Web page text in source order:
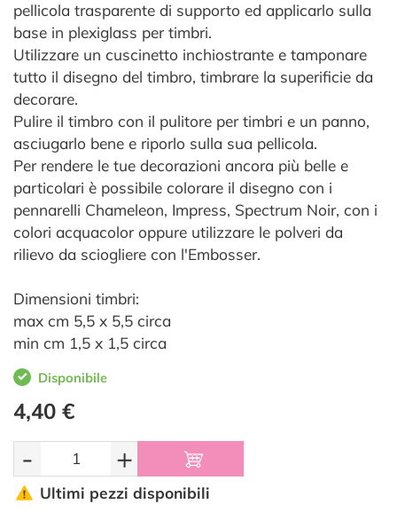
pellicola trasparente di supporto ed applicarlo sulla
base in plexiglass per timbri.
Utilizzare un cuscinetto inchiostrante e tamponare
tutto il disegno del timbro, timbrare la superificie da
decorare.
Pulire il timbro con il pulitore per timbri e un panno,
asciugarlo bene e riporlo sulla sua pellicola.
Per rendere le tue decorazioni ancora più belle e
particolari è possibile colorare il disegno con i
pennarelli Chameleon, Impress, Spectrum Noir, con i
colori acquacolor oppure utilizzare le polveri da
rilievo da sciogliere con l'Embosser.
Dimensioni timbri:
max cm 5,5 x 5,5 circa
min cm 1,5 x 1,5 circa
Disponibile
4,40 €
- +
Ultimi pezzi disponibili